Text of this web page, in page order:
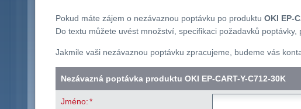
Pokud máte zájem o nezávaznou poptávku po produktu OKI EP-
Do textu můžete uvést množství, specifikaci požadavků
Jakmile vaši nezávaznou poptávku zpracujeme, budeme vás
Nezávazná poptávka produktu OKI EP-CART-Y-C712-30K
Jméno: *